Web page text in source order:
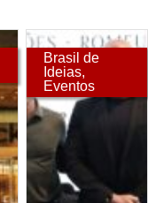
Brasil de
Ideias,
Eventos